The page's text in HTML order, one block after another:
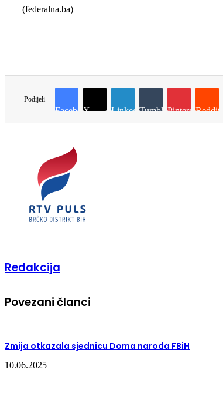
(federalna.ba)
Podijeli
Facebook
X LinkedInTumblr PinterestReddit
Redakcija
Povezani članci
Zmija otkazala sjednicu Doma naroda FBiH
10.06.2025